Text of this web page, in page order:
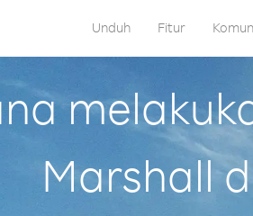
Unduh Fitur
Marshall